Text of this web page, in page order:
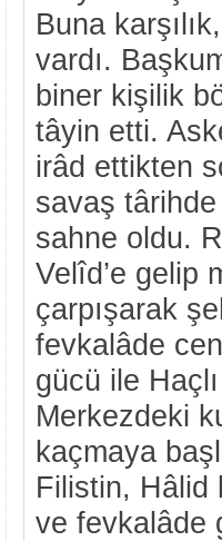
Buna
vardı.
biner kişilik
tâyin etti.
irâd ettikten
savaş
sahne oldu.
Velîd’e gelip
çarpışarak
fevkalâde
gücü ile
Merkezdeki
kaçmaya
Filistin, Hâlid
ve fevkalâde